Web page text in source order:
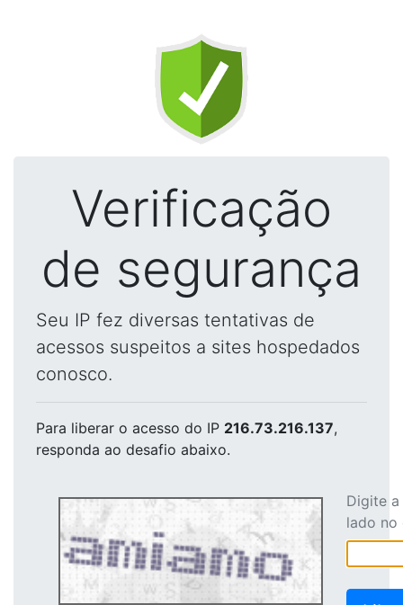
Verificação
de segurança
Seu IP fez diversas tentativas de
acessos suspeitos a sites hospedados
conosco.
Para liberar o acesso do IP 216.73.216.137,
responda ao desafio abaixo.
Digite
lado no